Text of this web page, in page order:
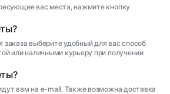
вас места, нажмите кнопку
выберите удобный для вас способ
или наличными курьеру при получении
вам на e-mail. Также возможна доставка